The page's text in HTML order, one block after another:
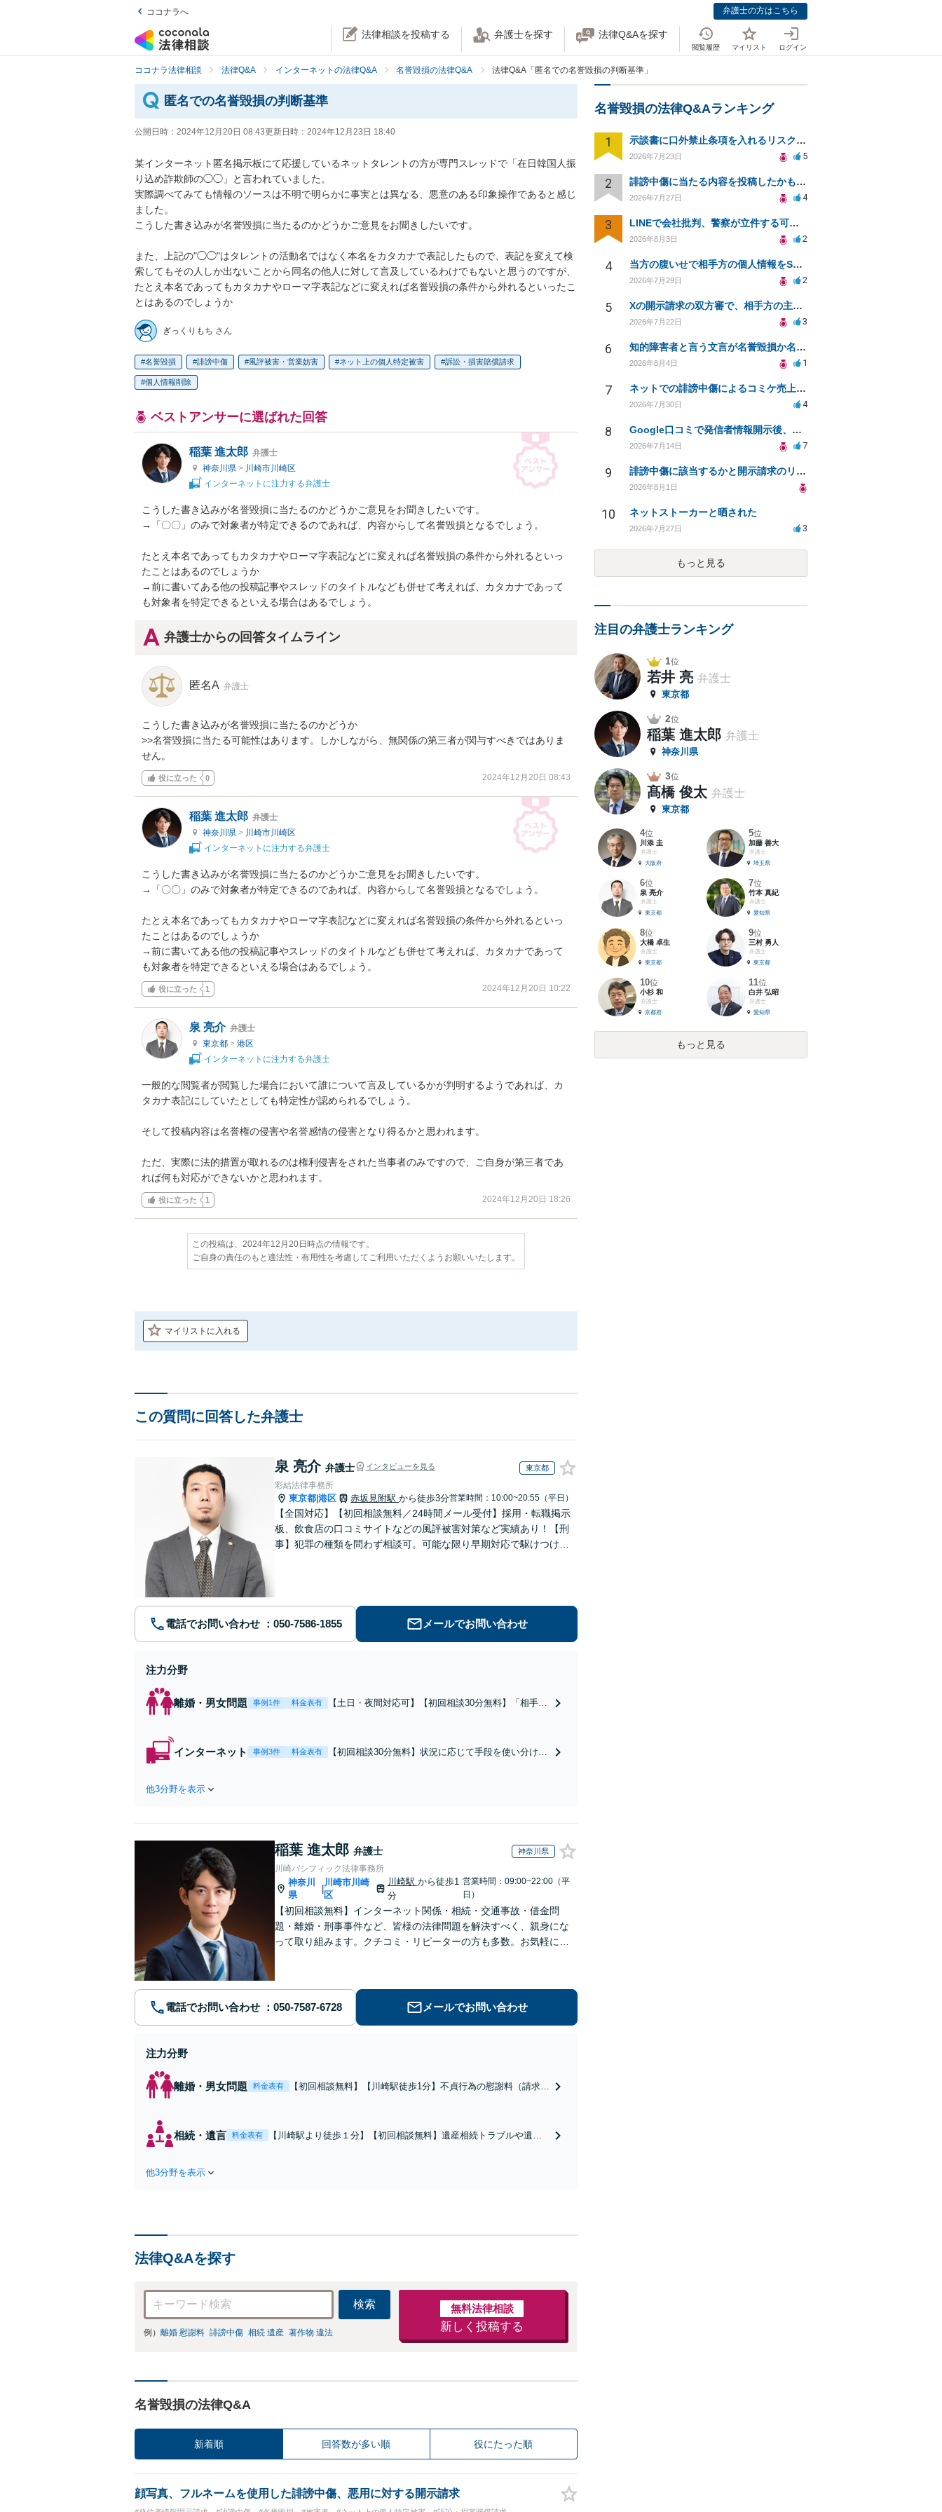
ココナラへ 弁護士の方はこちら
法律相談を投稿する 弁護士を探す 法律Q&Aを探す
閲覧履歴 マイリスト ログイン
ココナラ法律相談 法律Q&A インターネットの法律Q&A 名誉毀損の法律Q&A 法律Q&A「匿名での名誉毀損の判断基準」
匿名での名誉毀損の判断基準
公開日時： 2024年12月20日 08:43更新日時： 2024年12月23日 18:40
某インターネット匿名掲示板にて応援しているネットタレントの方が専門スレッドで「在日韓国人振
り込め詐欺師の◯◯」と言われていました。
実際調べてみても情報のソースは不明で明らかに事実とは異なる、悪意のある印象操作であると感じ
ました。
こうした書き込みが名誉毀損に当たるのかどうかご意見をお聞きしたいです。
また、上記の"◯◯"はタレントの活動名ではなく本名をカタカナで表記したもので、表記を変えて検
索してもその人しか出ないことから同名の他人に対して言及しているわけでもないと思うのですが、
たとえ本名であってもカタカナやローマ字表記などに変えれば名誉毀損の条件から外れるといったこ
とはあるのでしょうか
ぎっくりもち さん
名誉毀損 誹謗中傷 風評被害・営業妨害 ネット上の個人特定被害 訴訟・損害賠償請求
個人情報削除
ベストアンサーに選ばれた回答
稲葉 進太郎 弁護士
神奈川県 > 川崎市川崎区
インターネットに注力する弁護士
こうした書き込みが名誉毀損に当たるのかどうかご意見をお聞きしたいです。
→「〇〇」のみで対象者が特定できるのであれば、内容からして名誉毀損となるでしょう。
たとえ本名であってもカタカナやローマ字表記などに変えれば名誉毀損の条件から外れるといっ
たことはあるのでしょうか
→前に書いてある他の投稿記事やスレッドのタイトルなども併せて考えれば、カタカナであって
も対象者を特定できるといえる場合はあるでしょう。
弁護士からの回答タイムライン
匿名A 弁護士
こうした書き込みが名誉毀損に当たるのかどうか
>>名誉毀損に当たる可能性はあります。しかしながら、無関係の第三者が関与すべきではありま
せん。
役に立った 0 2024年12月20日 08:43
稲葉 進太郎 弁護士
神奈川県 > 川崎市川崎区
インターネットに注力する弁護士
こうした書き込みが名誉毀損に当たるのかどうかご意見をお聞きしたいです。
→「〇〇」のみで対象者が特定できるのであれば、内容からして名誉毀損となるでしょう。
たとえ本名であってもカタカナやローマ字表記などに変えれば名誉毀損の条件から外れるといっ
たことはあるのでしょうか
→前に書いてある他の投稿記事やスレッドのタイトルなども併せて考えれば、カタカナであって
も対象者を特定できるといえる場合はあるでしょう。
役に立った 1 2024年12月20日 10:22
泉 亮介 弁護士
東京都 > 港区
インターネットに注力する弁護士
一般的な閲覧者が閲覧した場合において誰について言及しているかが判明するようであれば、カ
タカナ表記にしていたとしても特定性が認められるでしょう。
そして投稿内容は名誉権の侵害や名誉感情の侵害となり得るかと思われます。
ただ、実際に法的措置が取れるのは権利侵害をされた当事者のみですので、ご自身が第三者であ
れば何も対応ができないかと思われます。
役に立った 1 2024年12月20日 18:26
この投稿は、2024年12月20日時点の情報です。
ご自身の責任のもと適法性・有用性を考慮してご利用いただくようお願いいたします。
マイリストに入れる
この質問に回答した弁護士
泉 亮介 弁護士 インタビューを見る 東京都
彩結法律事務所
東京都 港区 赤坂見附駅 から徒歩3分営業時間：10:00~20:55（平日）
【全国対応】【初回相談無料／24時間メール受付】採用・転職掲示
板、飲食店の口コミサイトなどの風評被害対策など実績あり！【刑
事】犯罪の種類を問わず相談可。可能な限り早期対応で駆けつけサ
電話でお問い合わせ メールでお問い合わせ
注力分野
離婚・男女問題 事例1件 料金表有
【土日・夜間対応可】【初回相談30分無料】「相手方
金額アップ／減額交渉も対応可」【完全個室対応】
インターネット 事例3件 料金表有
【初回相談30分無料】状況に応じて手段を使い分け、
他3分野を表示
稲葉 進太郎 弁護士 神奈川県
川崎パシフィック法律事務所
神奈川
県
川崎市川崎
区
川崎駅 から徒歩1
分
営業時間：09:00~22:00（平
日）
【初回相談無料】インターネット関係・相続・交通事故・借金問
題・離婚・刑事事件など、皆様の法律問題を解決すべく、親身にな
って取り組みます。クチコミ・リピーターの方も多数。お気軽にお
電話でお問い合わせ メールでお問い合わせ
注力分野
離婚・男女問題 料金表有
【初回相談無料】【川崎駅徒歩1分】不貞行為の慰謝料（請求さ
ます。
相続・遺言 料金表有
【川崎駅より徒歩１分】【初回相談無料】遺産相続トラブルや遺言
他3分野を表示
法律Q&Aを探す
検索
例） 離婚 慰謝料 誹謗中傷 相続 遺産 著作物 違法
無料法律相談
新しく投稿する
名誉毀損の法律Q&A
新着順 回答数が多い順 役にたった順
顔写真、フルネームを使用した誹謗中傷、悪用に対する開示請求
名誉毀損の法律Q&Aランキング
1 示談書に口外禁止条項を入れるリスクはありますか？
2026年7月23日 5
2 誹謗中傷に当たる内容を投稿したかもしれない。開示請求や民事刑事裁判に発展しうるのか教えて欲しい。
2026年7月27日 4
3 LINEで会社批判、警察が立件する可能性は？
2026年8月3日 2
4 当方の腹いせで相手方の個人情報をSNSで晒してしまい名誉毀損させてしまったかもしれない
2026年7月29日 2
5 Xの開示請求の双方審で、相手方の主張が口頭ばかりで把握しきれません
2026年7月22日 3
6 知的障害者と言う文言が名誉毀損か名誉感情の侵害になるか教えてほしい。
2026年8月4日 1
7 ネットでの誹謗中傷によるコミケ売上減少、損害賠償は可能か？
2026年7月30日 4
8 Google口コミで発信者情報開示後、損害賠償請求を受けています。示談について相談です。
2026年7月14日 7
9 誹謗中傷に該当するかと開示請求のリスクを知りたい
2026年8月1日
10 ネットストーカーと晒された
2026年7月27日 3
もっと見る
注目の弁護士ランキング
1位
若井 亮 弁護士
東京都
2位
稲葉 進太郎 弁護士
神奈川県
3位
髙橋 俊太 弁護士
東京都
4位
川添 圭
弁護士
大阪府
5位
加藤 善大
弁護士
埼玉県
6位
泉 亮介
弁護士
東京都
7位
竹本 真紀
弁護士
愛知県
8位
大橋 卓生
弁護士
東京都
9位
三村 勇人
弁護士
東京都
10位
小杉 和
弁護士
京都府
11位
白井 弘昭
弁護士
愛知県
もっと見る